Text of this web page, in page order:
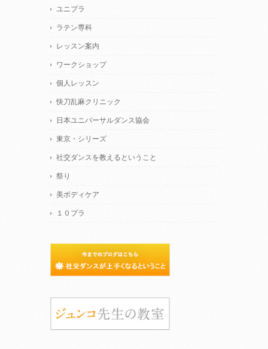
ユニプラ
ラテン専科
レッスン案内
ワークショップ
個人レッスン
快刀乱麻クリニック
日本ユニバーサルダンス協会
東京・シリーズ
社交ダンスを教えるということ
祭り
美ボディケア
１０プラ